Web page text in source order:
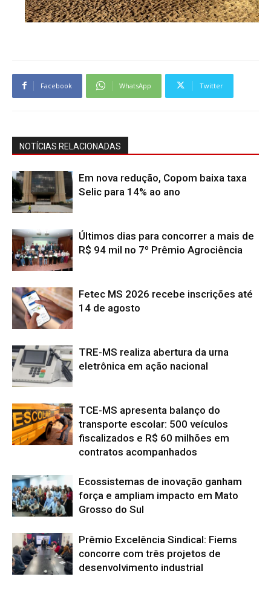
Facebook WhatsApp Twitter
NOTÍCIAS RELACIONADAS
Em nova redução, Copom baixa taxa
Selic para 14% ao ano
Últimos dias para concorrer a mais de
R$ 94 mil no 7º Prêmio Agrociência
Fetec MS 2026 recebe inscrições até
14 de agosto
TRE-MS realiza abertura da urna
eletrônica em ação nacional
TCE-MS apresenta balanço do
transporte escolar: 500 veículos
fiscalizados e R$ 60 milhões em
contratos acompanhados
Ecossistemas de inovação ganham
força e ampliam impacto em Mato
Grosso do Sul
Prêmio Excelência Sindical: Fiems
concorre com três projetos de
desenvolvimento industrial